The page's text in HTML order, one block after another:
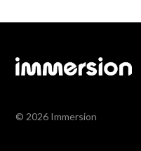
© 2026 Immersion